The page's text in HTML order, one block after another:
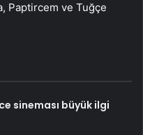
Paptircem ve Tuğçe
sineması büyük ilgi